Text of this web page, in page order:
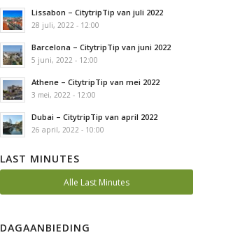
Lissabon – CitytripTip van juli 2022
28 juli, 2022 - 12:00
Barcelona – CitytripTip van juni 2022
5 juni, 2022 - 12:00
Athene – CitytripTip van mei 2022
3 mei, 2022 - 12:00
Dubai – CitytripTip van april 2022
26 april, 2022 - 10:00
LAST MINUTES
Alle Last Minutes
DAGAANBIEDING